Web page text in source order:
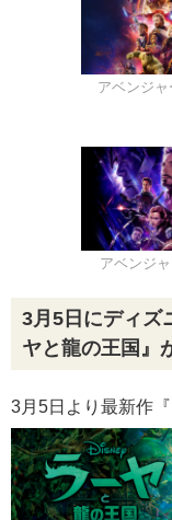
アベンジ
アベンジ
3月5日にディズ
ヤと龍の王国』
3月5日より最新作